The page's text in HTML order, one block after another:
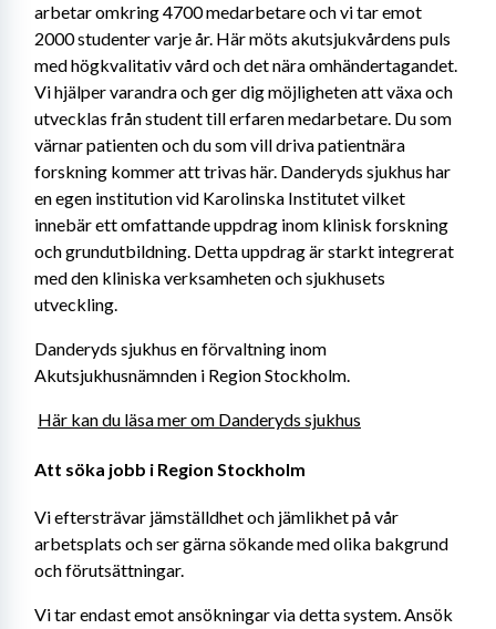
arbetar omkring 4700 medarbetare och vi tar emot
2000 studenter varje år. Här möts akutsjukvårdens puls
med högkvalitativ vård och det nära omhändertagandet.
Vi hjälper varandra och ger dig möjligheten att växa och
utvecklas från student till erfaren medarbetare. Du som
värnar patienten och du som vill driva patientnära
forskning kommer att trivas här. Danderyds sjukhus har
en egen institution vid Karolinska Institutet vilket
innebär ett omfattande uppdrag inom klinisk forskning
och grundutbildning. Detta uppdrag är starkt integrerat
med den kliniska verksamheten och sjukhusets
utveckling.
Danderyds sjukhus en förvaltning inom
Akutsjukhusnämnden i Region Stockholm.
Här kan du läsa mer om Danderyds sjukhus
Att söka jobb i Region Stockholm
Vi eftersträvar jämställdhet och jämlikhet på vår
arbetsplats och ser gärna sökande med olika bakgrund
och förutsättningar.
Vi tar endast emot ansökningar via detta system. Ansök